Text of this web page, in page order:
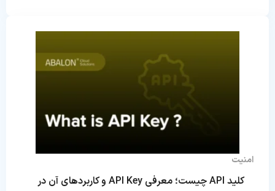
کلید API چیست؛ معرفی API Key و کاربردهای آن در
امنیت